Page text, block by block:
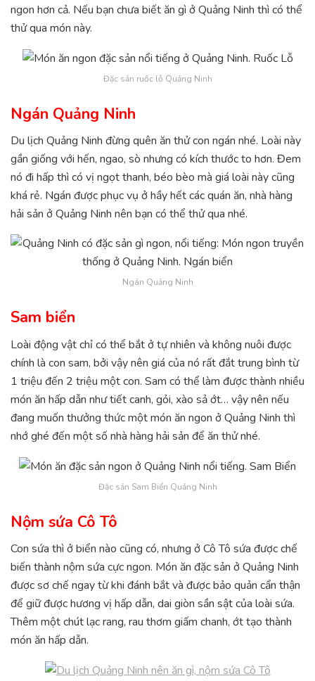
ngon hơn cả. Nếu bạn chưa biết ăn gì ở Quảng Ninh thì có thể
thử qua món này.
Đặc sản ruốc lỗ Quảng Ninh
Ngán Quảng Ninh
Du lịch Quảng Ninh đừng quên ăn thử con ngán nhé. Loài này
gần giống với hến, ngao, sò nhưng có kích thước to hơn. Đem
nó đi hấp thì có vị ngọt thanh, béo bèo mà giá loài này cũng
khá rẻ. Ngán được phục vụ ở hầy hết các quán ăn, nhà hàng
hải sản ở Quảng Ninh nên bạn có thể thử qua nhé.
Ngán Quảng Ninh
Sam biển
Loài động vật chỉ có thể bắt ở tự nhiên và không nuôi được
chính là con sam, bởi vậy nên giá của nó rất đắt trung bình từ
1 triệu đến 2 triệu một con. Sam có thể làm được thành nhiều
món ăn hấp dẫn như tiết canh, gỏi, xào sả ớt… vậy nên nếu
đang muốn thưởng thức một món ăn ngon ở Quảng Ninh thì
nhớ ghé đến một số nhà hàng hải sản để ăn thử nhé.
Đặc sản Sam Biển Quảng Ninh
Nộm sứa Cô Tô
Con sứa thì ở biển nào cũng có, nhưng ở Cô Tô sứa được chế
biến thành nộm sứa cực ngon. Món ăn đặc sản ở Quảng Ninh
được sơ chế ngay từ khi đánh bắt và được bảo quản cẩn thận
để giữ được hương vị hấp dẫn, dai giòn sần sật của loài sứa.
Thêm một chút lạc rang, rau thơm giấm chanh, ớt tạo thành
món ăn hấp dẫn.